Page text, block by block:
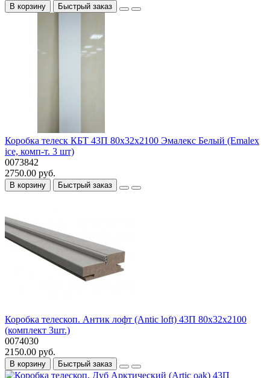
В корзину Быстрый заказ
Коробка телеск КБТ 43П 80x32x2100 Эмалекс Белый (Emalex
ice, комп-т. 3 шт)
0073842
2750.00 руб.
В корзину Быстрый заказ
Коробка телескоп. Антик лофт (Antic loft) 43П 80x32x2100
(комплект 3шт.)
0074030
2150.00 руб.
В корзину Быстрый заказ